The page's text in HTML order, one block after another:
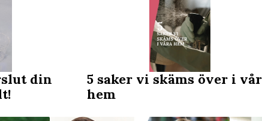
din
5 saker vi skäms över i
hem